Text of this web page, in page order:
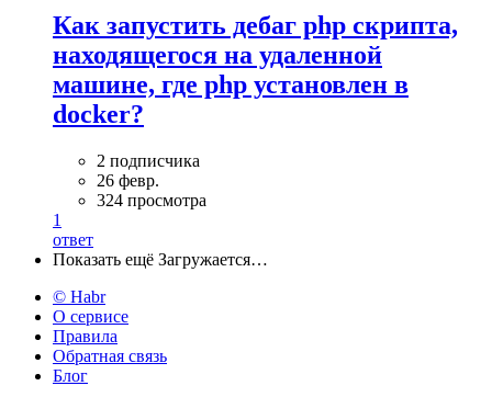
Как запустить дебаг php скрипта,
находящегося на удаленной
машине, где php установлен в
docker?
2 подписчика
26 февр.
324 просмотра
1
ответ
Показать ещё Загружается…
© Habr
О сервисе
Правила
Обратная связь
Блог